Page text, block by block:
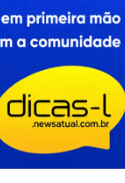
Contato
RSS